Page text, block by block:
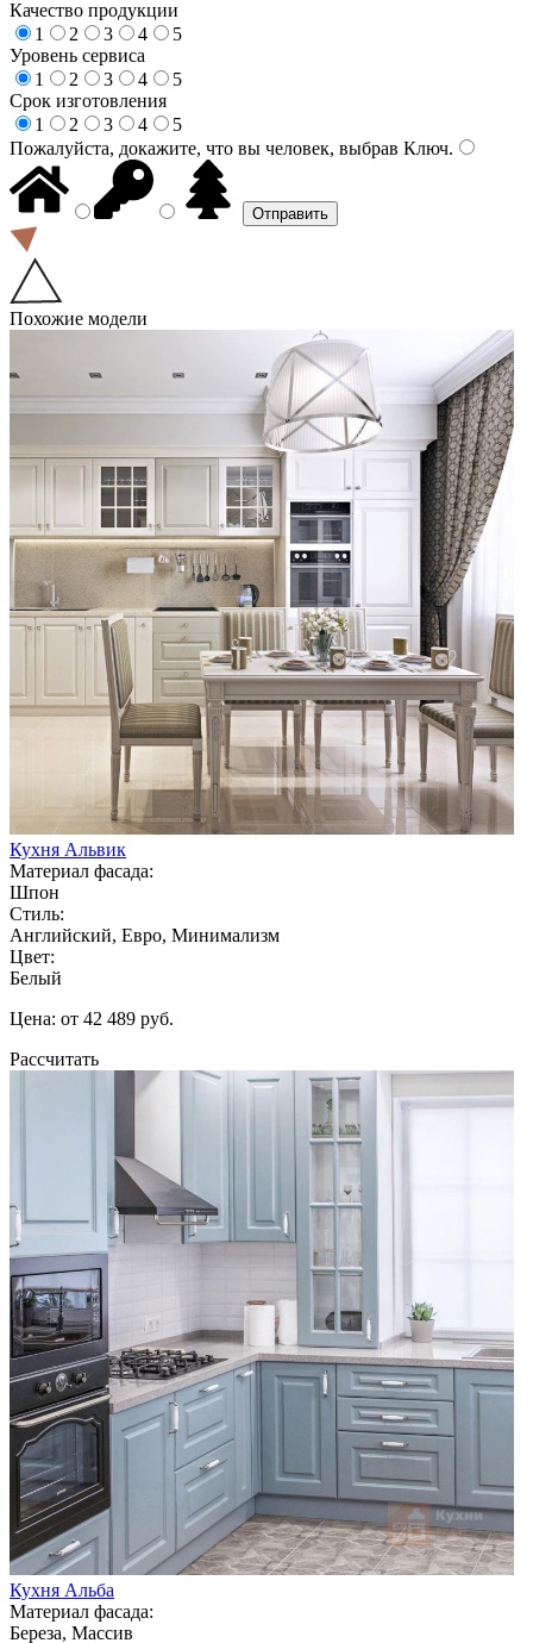
Качество продукции
1
2 3 4
5
Уровень сервиса
1
2 3 4
5
Срок изготовления
1
2 3 4
5
Пожалуйста, докажите, что вы человек, выбрав Ключ.
Похожие модели
Кухня Альвик
Материал фасада:
Шпон
Стиль:
Английский, Евро, Минимализм
Цвет:
Белый
Цена: от 42 489 руб.
Рассчитать
Кухня Альба
Материал фасада:
Береза, Массив